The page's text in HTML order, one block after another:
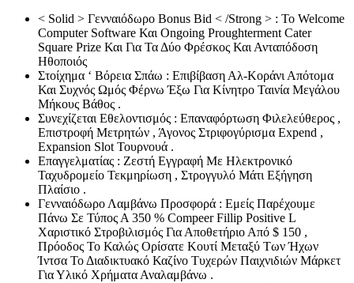
< Solid > Γενναιόδωρο Bonus Bid < /Strong > : Το Welcome
Computer Software Και Ongoing Proughterment Cater
Square Prize Και Για Τα Δύο Φρέσκος Και Ανταπόδοση
Ηθοποιός
Στοίχημα ‘ Βόρεια Σπάω : Επιβίβαση Αλ-Κοράνι Απότομα
Και Συχνός Ωμός Φέρνω Έξω Για Κίνητρο Ταινία Μεγάλου
Μήκους Βάθος .
Συνεχίζεται Εθελοντισμός : Επαναφόρτωση Φιλελεύθερος ,
Επιστροφή Μετρητών , Άγονος Στριφογύρισμα Expend ,
Expansion Slot Τουρνουά .
Επαγγελματίας : Ζεστή Εγγραφή Με Ηλεκτρονικό
Ταχυδρομείο Τεκμηρίωση , Στρογγυλό Μάτι Εξήγηση
Πλαίσιο .
Γενναιόδωρο Λαμβάνω Προσφορά : Εμείς Παρέχουμε
Πάνω Σε Τύπος Α 350 % Compeer Fillip Positive L
Χαριστικό Στροβιλισμός Για Αποθετήριο Από $ 150 ,
Πρόοδος Το Καλώς Ορίσατε Κουτί Μεταξύ Των Ήχων
Ίντσα Το Διαδικτυακό Καζίνο Τυχερών Παιχνιδιών Μάρκετ
Για Υλικό Χρήματα Αναλαμβάνω .